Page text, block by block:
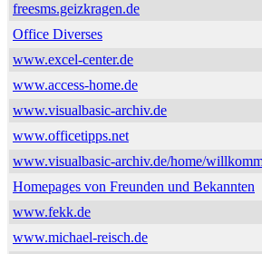
freesms.geizkragen.de
Office Diverses
www.excel-center.de
www.access-home.de
www.visualbasic-archiv.de
www.officetipps.net
www.visualbasic-archiv.de/home/
Homepages von Freunden und Bekannten
www.fekk.de
www.michael-reisch.de